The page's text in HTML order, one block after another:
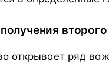
открывает ряд